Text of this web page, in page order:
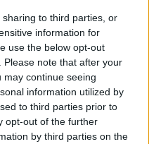
to third parties, or
information for
use the below opt-out
note that after your
continue seeing
information utilized by
to third parties prior to
opt-out of the further
by third parties on the